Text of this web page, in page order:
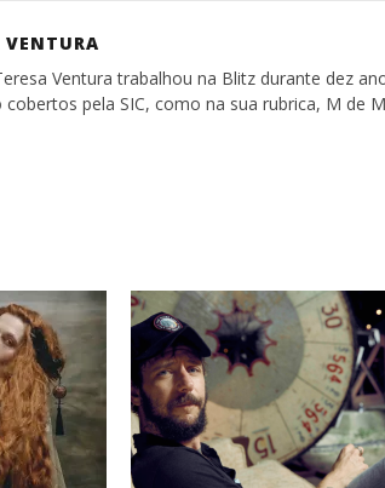
Ventura trabalhou na Blitz durante dez
cobertos pela SIC, como na sua rubrica, M de